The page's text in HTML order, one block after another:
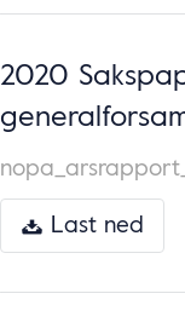
2020
Last ned